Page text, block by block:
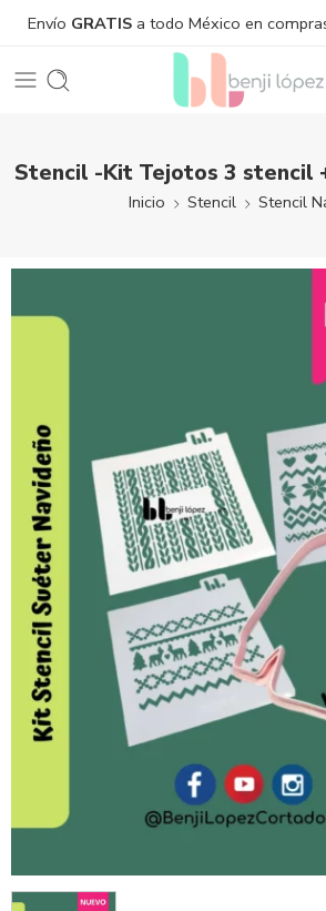
Envío GRATIS a todo México en
Stencil -Kit Tejotos 3 stencil
Inicio Stencil Stencil